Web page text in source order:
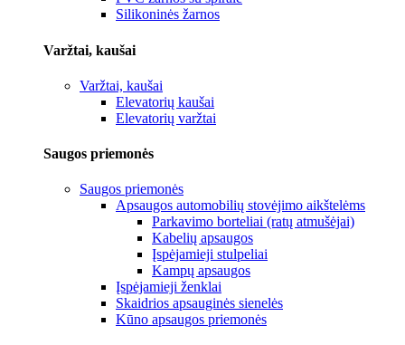
Silikoninės žarnos
Varžtai, kaušai
Varžtai, kaušai
Elevatorių kaušai
Elevatorių varžtai
Saugos priemonės
Saugos priemonės
Apsaugos automobilių stovėjimo aikštelėms
Parkavimo borteliai (ratų atmušėjai)
Kabelių apsaugos
Įspėjamieji stulpeliai
Kampų apsaugos
Įspėjamieji ženklai
Skaidrios apsauginės sienelės
Kūno apsaugos priemonės